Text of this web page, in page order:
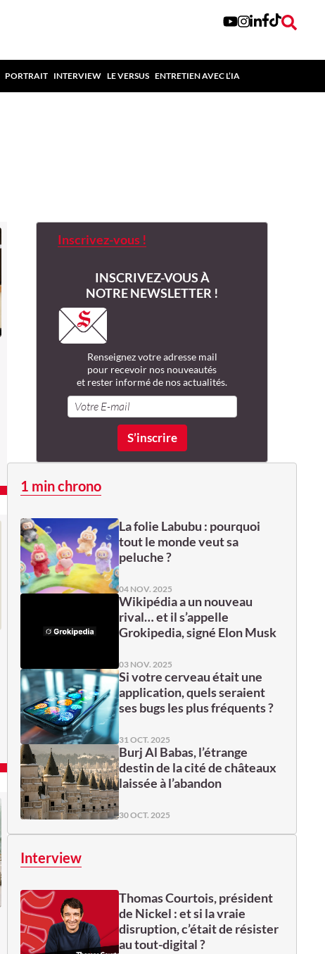
PORTRAIT INTERVIEW LE VERSUS ENTRETIEN AVEC L’IA
Inscrivez-vous !
INSCRIVEZ-VOUS À
NOTRE NEWSLETTER !
Renseignez votre adresse mail
pour recevoir nos nouveautés
et rester informé de nos actualités.
1 min chrono
La folie Labubu : pourquoi
tout le monde veut sa
peluche ?
04 NOV. 2025
Wikipédia a un nouveau
rival… et il s’appelle
Grokipedia, signé Elon Musk
03 NOV. 2025
Si votre cerveau était une
application, quels seraient
ses bugs les plus fréquents ?
31 OCT. 2025
Burj Al Babas, l’étrange
destin de la cité de châteaux
laissée à l’abandon
30 OCT. 2025
Interview
Thomas Courtois, président
de Nickel : et si la vraie
disruption, c’était de résister
au tout-digital ?